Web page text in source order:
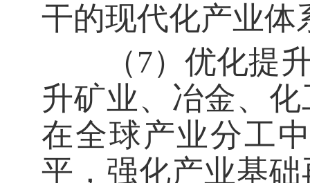
干的现代化产业体
（7）优化提升
升矿业、冶金、
在全球产业分工
平，强化产业基